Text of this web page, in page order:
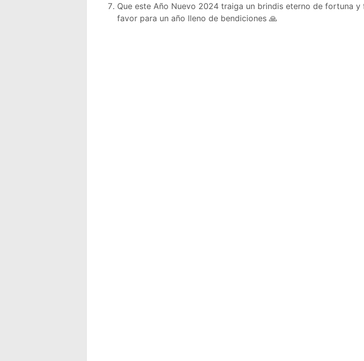
Que este Año Nuevo 2024 traiga un brindis eterno de fortuna y
favor para un año lleno de bendiciones 🙏